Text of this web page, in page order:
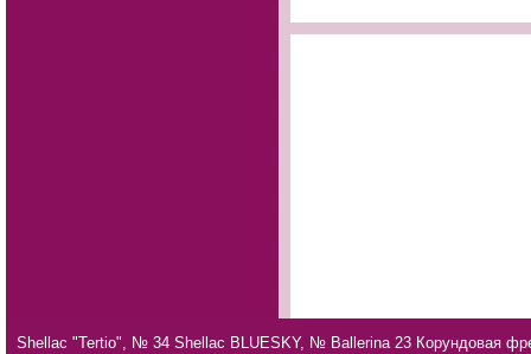
Shellac "Tertio", № 34 Shellac BLUESKY, № Ballerina 23 Корундовая